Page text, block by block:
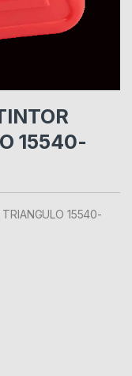
15540-
15540-
TRIANGULO 15540-